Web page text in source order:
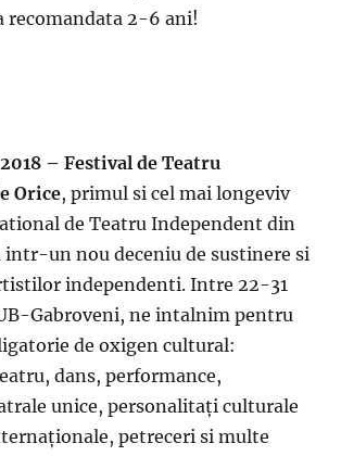
recomandata 2-6 ani!
– Festival de Teatru
Orice, primul si cel mai longeviv
de Teatru Independent din
un nou deceniu de sustinere si
independenti. Intre 22-31
Gabroveni, ne intalnim pentru
de oxigen cultural:
dans, performance,
unice, personalitaţi culturale
petreceri si multe